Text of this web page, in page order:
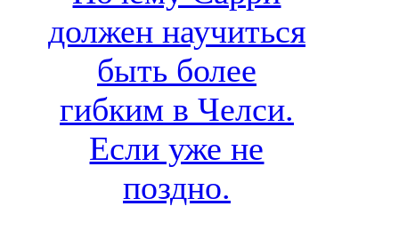
должен научиться
быть более
гибким в Челси.
Если уже не
поздно.